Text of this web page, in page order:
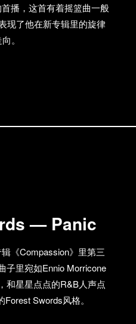
首播，这首有着摇篮曲一般
现了他在新专辑里的旋律
。
— Panic
《Compassion》里第三
子里宛如Ennio Morricone
和星星点点的R&B人声点
Swords风格。